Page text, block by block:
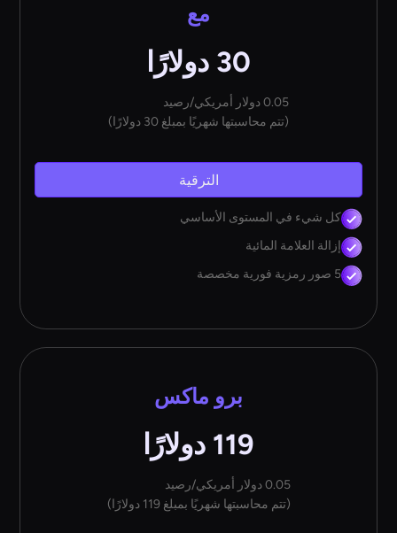
مع
30 دولارًا
0.05 دولار أمريكي/رصيد
(تتم محاسبتها شهريًا بمبلغ 30 دولارًا)
الترقية
كل شيء في المستوى الأساسي
إزالة العلامة المائية
5 صور رمزية فورية مخصصة
برو ماكس
119 دولارًا
0.05 دولار أمريكي/رصيد
(تتم محاسبتها شهريًا بمبلغ 119 دولارًا)